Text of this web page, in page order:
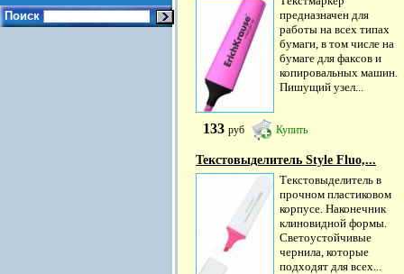
Поиск
предназначен для
работы на всех типах
бумаги, в том числе на
бумаге для факсов и
копировальных машин.
Пишущий узел...
133 руб Купить
Текстовыделитель Style Fluo,...
Текстовыделитель в
прочном пластиковом
корпусе. Наконечник
клиновидной формы.
Светоустойчивые
чернила, которые
подходят для всех...